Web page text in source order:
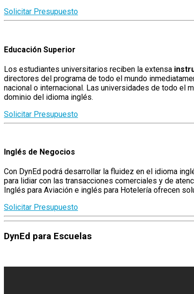
Solicitar Presupuesto
Educación Superior
Los estudiantes universitarios reciben la extensa
directores del programa de todo el mundo
nacional o internacional. Las universidades de todo el
dominio del idioma inglés.
Solicitar Presupuesto
Inglés de Negocios
Con DynEd podrá desarrollar la fluidez en el idioma
para lidiar con las transacciones comerciales y de
Inglés para Aviación e inglés para Hotelería ofrecen
Solicitar Presupuesto
DynEd para Escuelas